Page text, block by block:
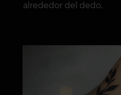
alrededor del dedo.